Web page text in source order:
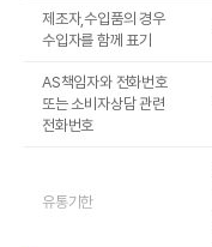
제조자,수입품의 경우
수입자를 함께 표기
AS책임자와 전화번호
또는 소비자상담 관련
전화번호
유통기한